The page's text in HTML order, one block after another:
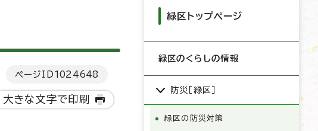
ページID 1024648
大きな文字で印刷
緑区トップページ
緑区のくらしの情報
防災［緑区］
緑区の防災対策